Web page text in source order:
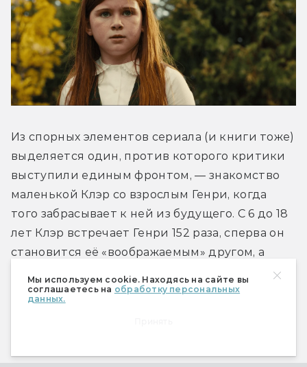
Мы используем cookie. Находясь на сайте вы
соглашаетесь на обработку персональных
данных.
Из спорных элементов сериала (и книги тоже)
выделяется один, против которого критики
выступили единым фронтом, — знакомство
маленькой Клэр со взрослым Генри, когда
того забрасывает к ней из будущего. С 6 до 18
лет Клэр встречает Генри 152 раза, сперва он
становится её «воображаемым» другом, а
вожделения. В психологии есть термин